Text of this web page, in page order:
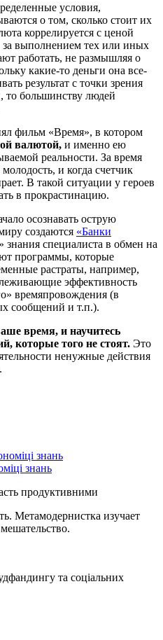
условия,
о том, сколько стоит их
коррелируется с ценой
выполнением тех или иных
работать, не размышляя о
какие-то деньги она все-
результат с точки зрения
то большинству людей
фильм «Время», в котором
валютой, и именно ею
реальности. За время
и когда счетчик
В такой ситуации у героев
в прокрастинацию.
осознавать острую
создаются «Банки
знания специалиста в обмен на
программы, которые
растраты, например,
эффективность
времяпровождения (в
сообщений и т.п.).
время, и научитесь
которые того не стоят. Это
ненужные действия
знань
продуктивними
Метамодернистка изучает
та соціальних